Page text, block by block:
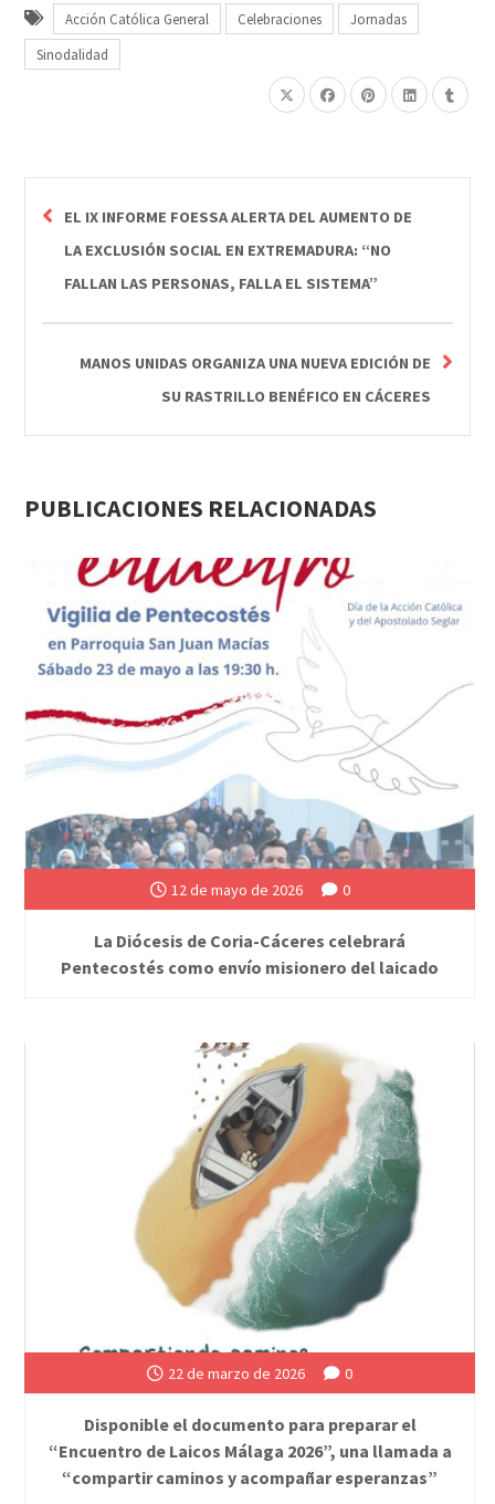
Acción Católica General Celebraciones
Jornadas
Sinodalidad
EL IX INFORME FOESSA ALERTA DEL AUMENTO DE
LA EXCLUSIÓN SOCIAL EN EXTREMADURA: “NO
FALLAN LAS PERSONAS, FALLA EL SISTEMA”
MANOS UNIDAS ORGANIZA UNA NUEVA EDICIÓN DE
SU RASTRILLO BENÉFICO EN CÁCERES
PUBLICACIONES RELACIONADAS
12 de mayo de 2026 0
La Diócesis de Coria-Cáceres celebrará
Pentecostés como envío misionero del laicado
22 de marzo de 2026 0
Disponible el documento para preparar el
“Encuentro de Laicos Málaga 2026”, una llamada a
“compartir caminos y acompañar esperanzas”